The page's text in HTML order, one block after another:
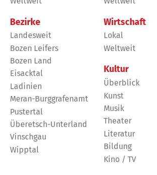
Bezirke
Landesweit
Bozen Leifers
Bozen Land
Eisacktal
Ladinien
Meran-Burggrafenamt
Pustertal
Überetsch-Unterland
Vinschgau
Wipptal
Wirtschaft
Lokal
Weltweit
Kultur
Überblick
Kunst
Musik
Theater
Literatur
Bildung
Kino / TV